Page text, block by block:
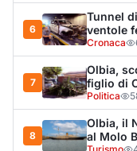
10
stradali
Cronaca